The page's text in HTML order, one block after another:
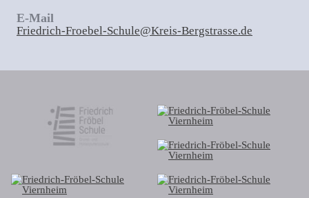
E-Mail
Friedrich-Froebel-Schule@Kreis-Bergstrasse.de